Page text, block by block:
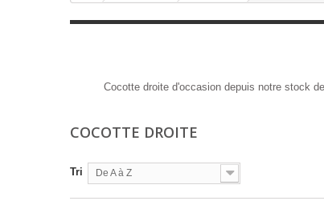
Cocotte droite d'occasion depuis notre stock de
COCOTTE DROITE
Tri De A à Z